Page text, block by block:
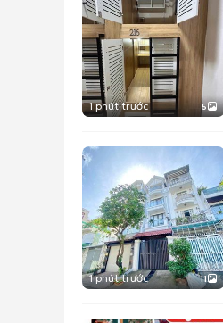
1 phút trước 5
1 phút trước 11